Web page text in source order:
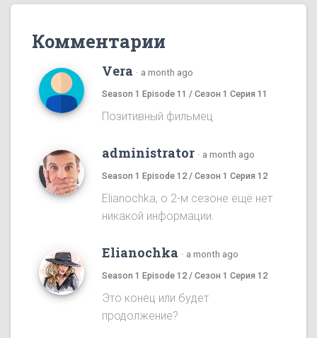
Комментарии
Vera · a month ago
Season 1 Episode 11 / Сезон 1 Серия 11
Позитивный фильмец
administrator · a month ago
Season 1 Episode 12 / Сезон 1 Серия 12
Elianochka, о 2-м сезоне ещё нет
никакой информации.
Elianochka · a month ago
Season 1 Episode 12 / Сезон 1 Серия 12
Это конец или будет
продолжение?